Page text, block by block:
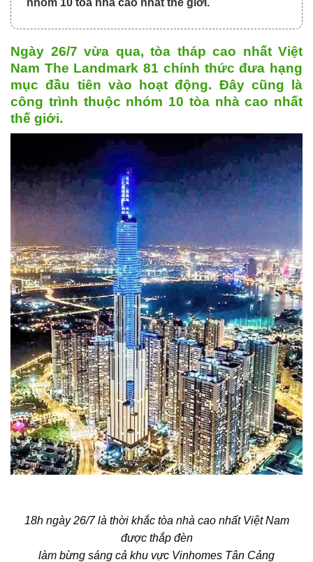
nhóm 10 tòa nhà cao nhất thế giới.
Ngày 26/7 vừa qua, tòa tháp cao nhất Việt
Nam The Landmark 81 chính thức đưa hạng
mục đầu tiên vào hoạt động. Đây cũng là
công trình thuộc nhóm 10 tòa nhà cao nhất
thế giới.
18h ngày 26/7 là thời khắc tòa nhà cao nhất Việt Nam
được thắp đèn
làm bừng sáng cả khu vực Vinhomes Tân Cảng